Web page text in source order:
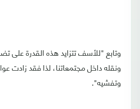
وتابع "للأسف تتزايد هذه القدرة على
ونقله داخل مجتمعاتنا، لذا فقد زادت
وتفشيه".